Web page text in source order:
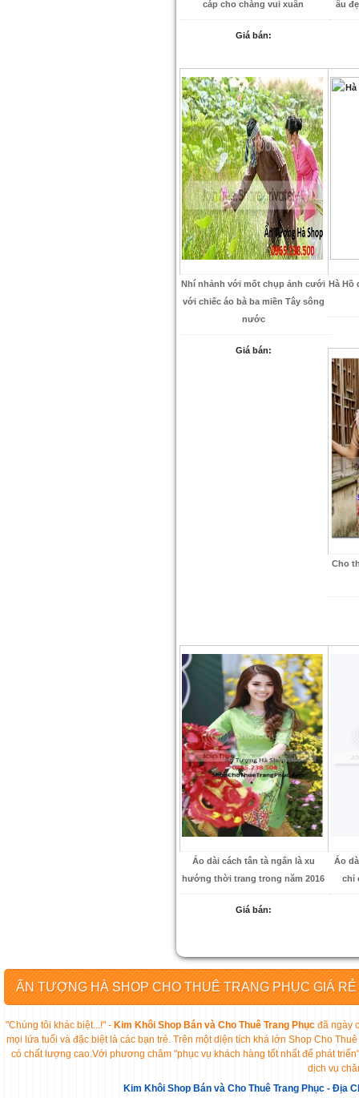
cáp cho chàng vui xuân
Giá bán:
âu
Nhí nhảnh với mốt chụp ảnh cưới
với chiếc áo bà ba miền Tây sông
nước
Giá bán:
Hà Hồ
Cho
Áo dài cách tân tà ngắn là xu
hướng thời trang trong năm 2016
Giá bán:
Áo
chỉ
ẤN TƯỢNG HÀ SHOP CHO THUÊ TRANG PHỤC GIÁ
"Chúng tôi khác biệt...!" - Kim Khôi Shop Bán và Cho Thuê Trang Phục đã ngày
mọi lứa tuổi và đặc biệt là các bạn trẻ. Trên một diện tích khá lớn Shop Cho
có chất lượng cao.Với phương châm "phục vụ khách hàng tốt nhất để phát
dịch vụ
Kim Khôi Shop Bán và Cho Thuê Trang Phục - Địa